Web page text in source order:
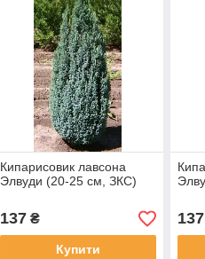
Кипарисовик лавсона
Элвуди (20-25 см, ЗКС)
137₴
Купити
137